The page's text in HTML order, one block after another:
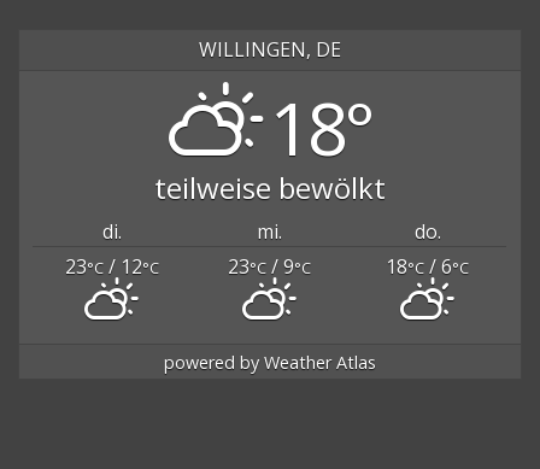
WILLINGEN, DE
18°
teilweise bewölkt
di. mi.
do.
23°C/ 12°C 23°C / 9°C 18°C / 6°C
powered by Weather Atlas